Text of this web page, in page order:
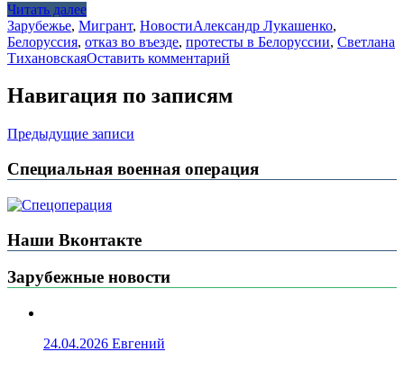
Читать далее
Зарубежье, Мигрант, НовостиАлександр Лукашенко,
Белоруссия, отказ во въезде, протесты в Белоруссии, Светлана
ТихановскаяОставить комментарий
Навигация по записям
Предыдущие записи
Специальная военная операция
Наши Вконтакте
Зарубежные новости
24.04.2026 Евгений